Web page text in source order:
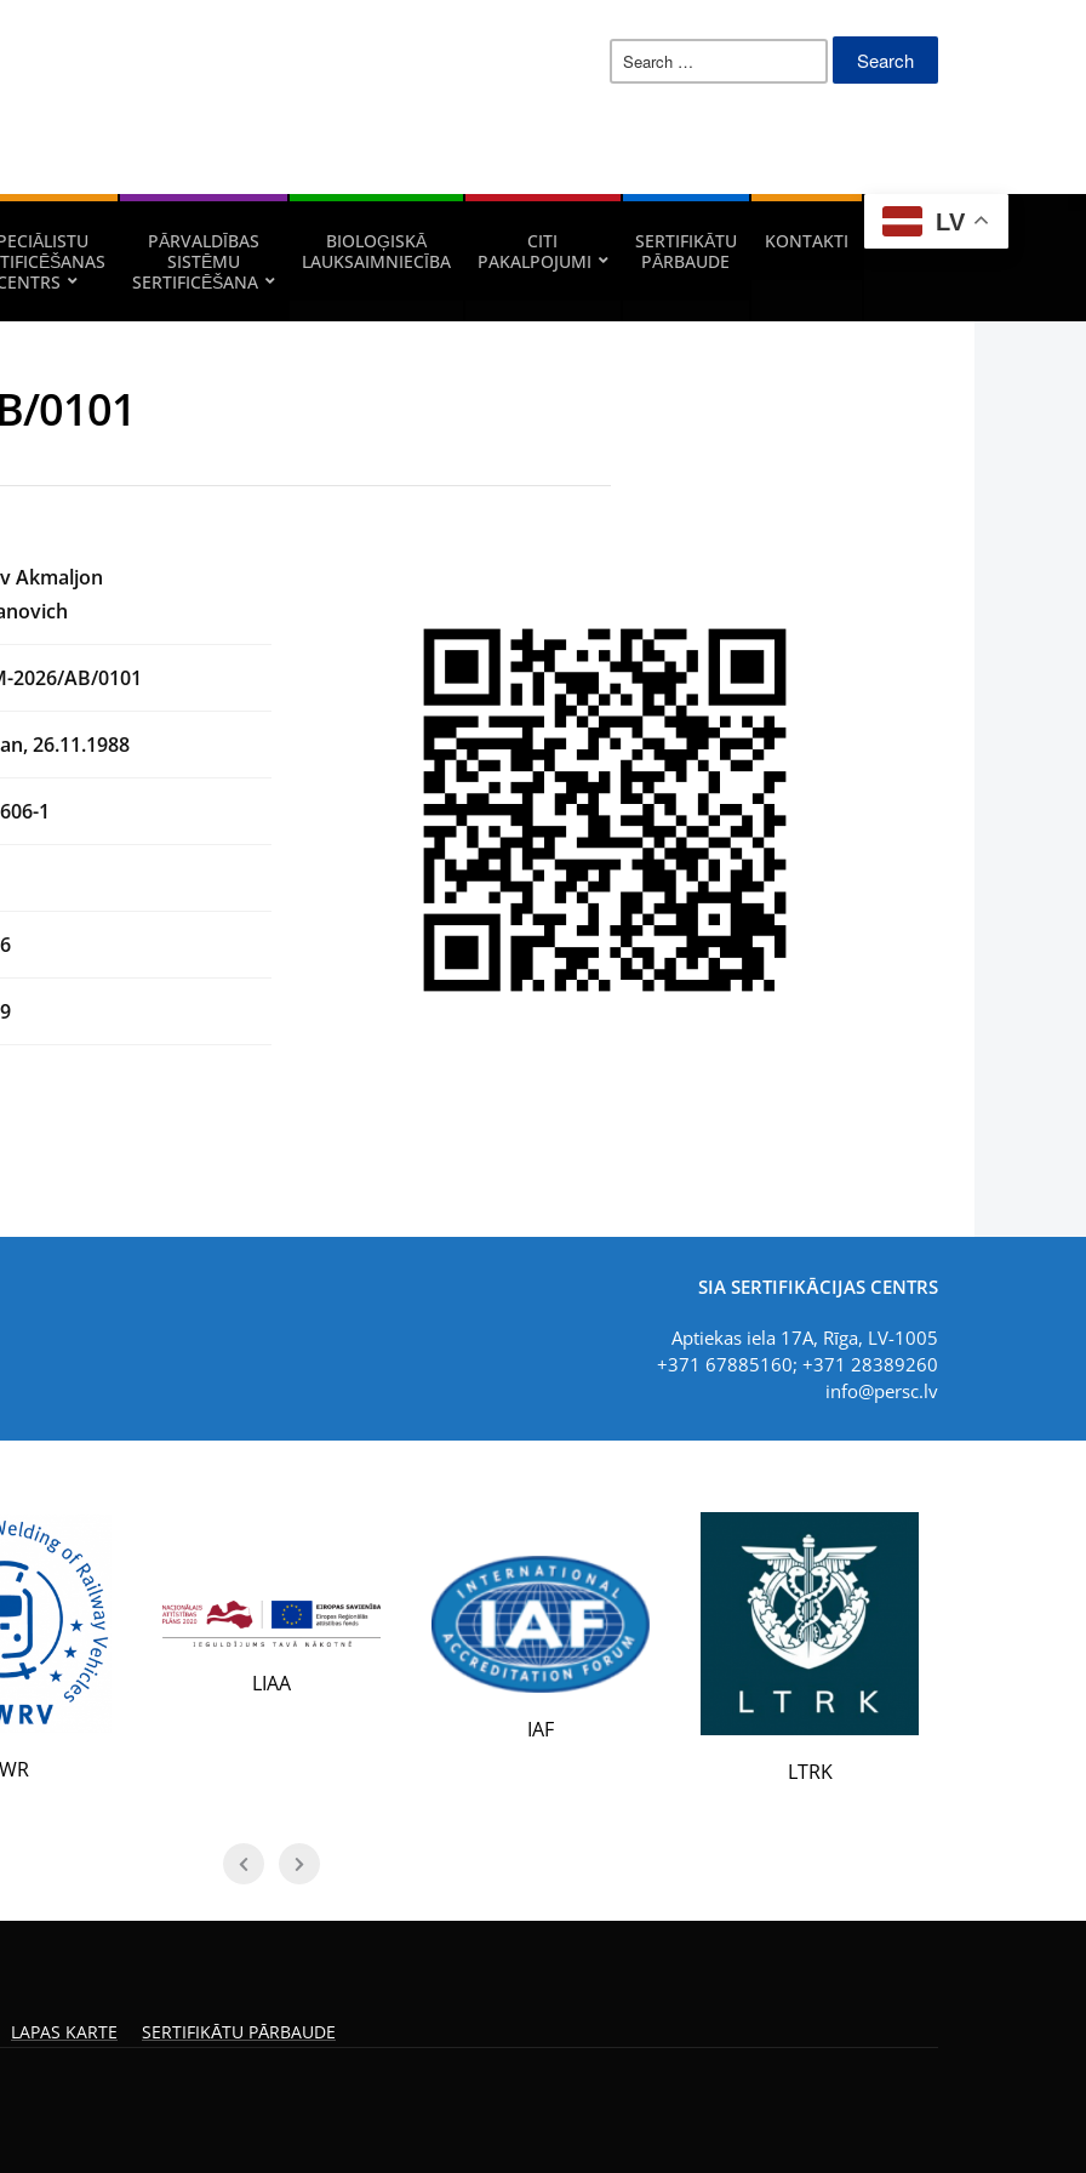
Search
PĀRVALDĪBAS
SISTĒMU
SERTIFICĒŠANA
BIOLOĢISKĀ
LAUKSAIMNIECĪBA
CITI
PAKALPOJUMI
SERTIFIKĀTU
PĀRBAUDE
KONTAKTI
LV
0101
Akmaljon
2026/AB/0101
26.11.1988
1
SIA SERTIFIKĀCIJAS CENTRS
Aptiekas iela 17A, Rīga, LV-1005
+371 67885160; +371 28389260
info@persc.lv
LIAA
LATAK
LAPAS KARTE SERTIFIKĀTU PĀRBAUDE